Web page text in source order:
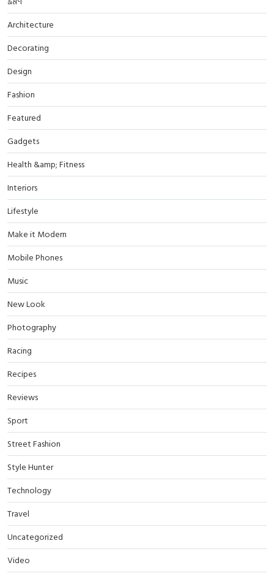
Architecture
Decorating
Design
Fashion
Featured
Gadgets
Health &amp; Fitness
Interiors
Lifestyle
Make it Modern
Mobile Phones
Music
New Look
Photography
Racing
Recipes
Reviews
Sport
Street Fashion
Style Hunter
Technology
Travel
Uncategorized
Video